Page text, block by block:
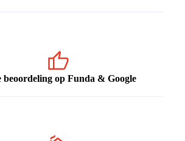
beoordeling op Funda & Google